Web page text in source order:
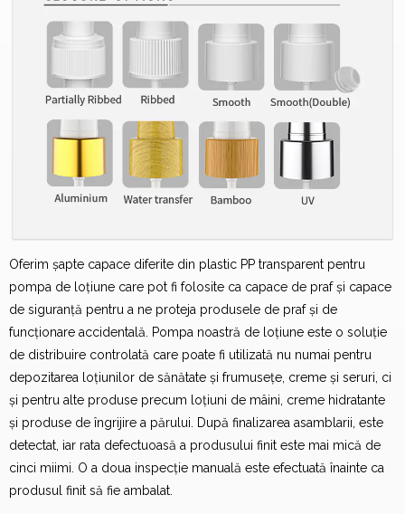
Oferim șapte capace diferite din plastic PP transparent pentru
pompa de loțiune care pot fi folosite ca capace de praf și capace
de siguranță pentru a ne proteja produsele de praf și de
funcționare accidentală. Pompa noastră de loțiune este o soluție
de distribuire controlată care poate fi utilizată nu numai pentru
depozitarea loțiunilor de sănătate și frumusețe, creme și seruri, ci
și pentru alte produse precum loțiuni de mâini, creme hidratante
și produse de îngrijire a părului. După finalizarea asamblarii, este
detectat, iar rata defectuoasă a produsului finit este mai mică de
cinci miimi. O a doua inspecție manuală este efectuată înainte ca
produsul finit să fie ambalat.